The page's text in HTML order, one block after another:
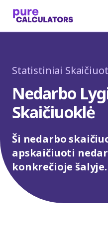
Statistiniai
Nedarbo
Skaičiuoklė
Ši nedarbo
apskaičiuoti
konkrečioje šalyje.